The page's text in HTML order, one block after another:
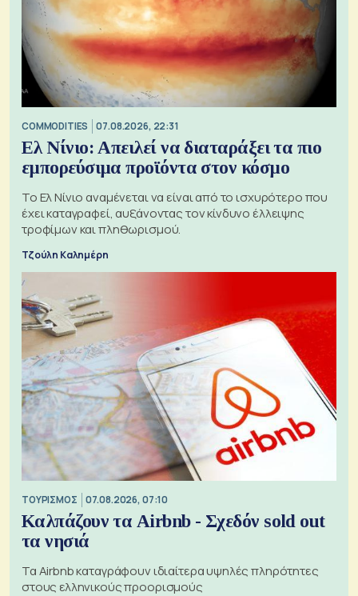
COMMODITIES 07.08.2026, 22:31
Ελ Νίνιο: Απειλεί να διαταράξει τα πιο
εμπορεύσιμα προϊόντα στον κόσμο
Το Ελ Νίνιο αναμένεται να είναι από το ισχυρότερο που
έχει καταγραφεί, αυξάνοντας τον κίνδυνο έλλειψης
τροφίμων και πληθωρισμού.
Τζούλη Καλημέρη
ΤΟΥΡΙΣΜΟΣ 07.08.2026, 07:10
Καλπάζουν τα Airbnb - Σχεδόν sold out
τα νησιά
Τα Airbnb καταγράφουν ιδιαίτερα υψηλές πληρότητες
στους ελληνικούς προορισμούς